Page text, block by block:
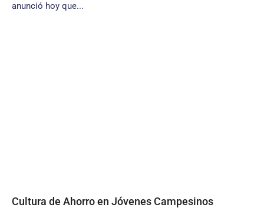
anunció hoy que...
Cultura de Ahorro en Jóvenes Campesinos